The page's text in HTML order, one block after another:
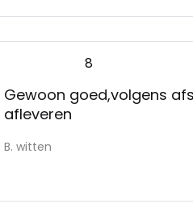
8
Gewoon goed,volgens
afleveren
B. witten